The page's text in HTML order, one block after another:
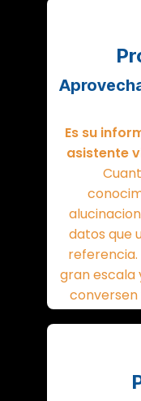
Es su
asistente
datos que
gran escala
conversen